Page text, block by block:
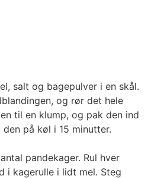
salt og bagepulver i en skål.
og rør det hele
til en klump, og pak den ind
på køl i 15 minutter.
pandekager. Rul hver
i kagerulle i lidt mel. Steg